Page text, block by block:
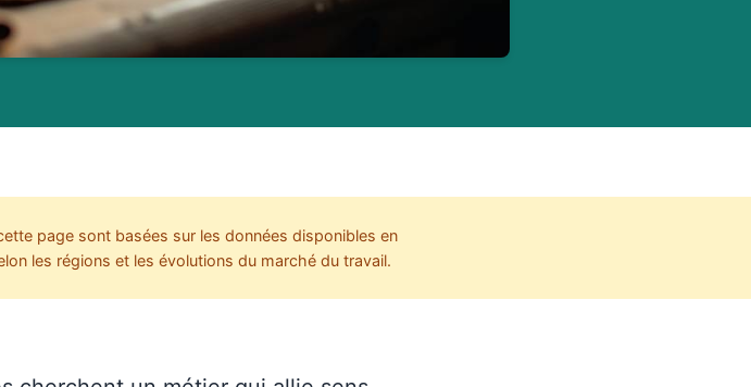
page sont basées sur les données disponibles en
les régions et les évolutions du marché du travail.